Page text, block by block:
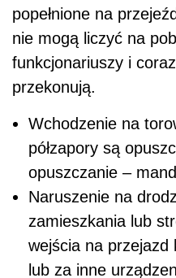
popełnione na
nie mogą liczyć na
funkcjonariuszy i
przekonują.
Wchodzenie na
półzapory są
opuszczanie –
Naruszenie na
zamieszkania lub
wejścia na przejazd
lub za inne